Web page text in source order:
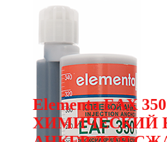
Elementa EАХ
ХИМИЧЕСКИЙ